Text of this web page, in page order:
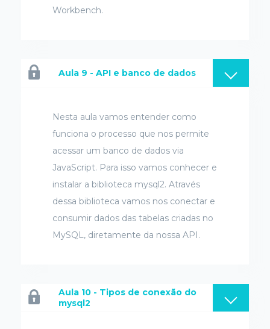
Workbench.
Aula 9 - API e banco de dados
Nesta aula vamos entender como
funciona o processo que nos permite
acessar um banco de dados via
JavaScript. Para isso vamos conhecer e
instalar a biblioteca mysql2. Através
dessa biblioteca vamos nos conectar e
consumir dados das tabelas criadas no
MySQL, diretamente da nossa API.
Aula 10 - Tipos de conexão do
mysql2